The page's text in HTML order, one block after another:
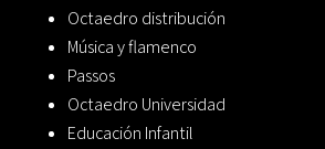
Octaedro distribución
Música y flamenco
Passos
Octaedro Universidad
Educación Infantil